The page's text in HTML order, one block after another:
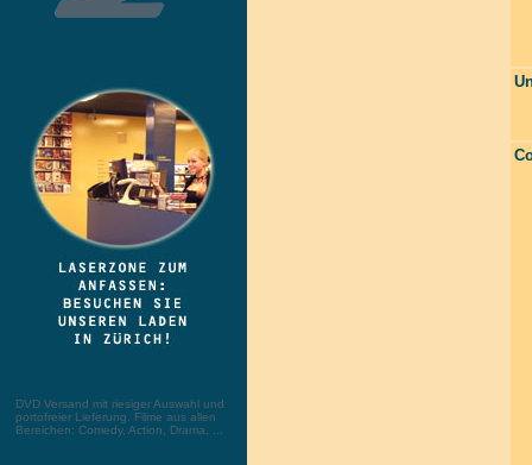
DVD Versand mit riesiger Auswahl und
portofreier Lieferung. Filme aus allen
Bereichen: Comedy, Action, Drama, ...